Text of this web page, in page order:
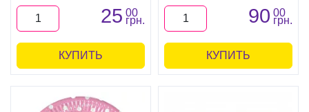
25 00
грн.
КУПИТЬ
90 00
грн.
КУПИТЬ